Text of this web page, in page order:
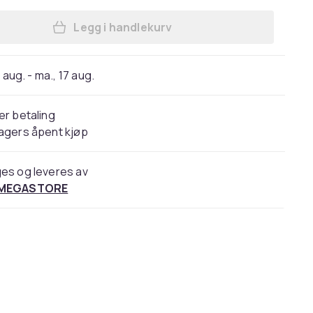
Legg Øvebok i dansk for
Legg i handlekurv
aug. - ma., 17 aug.
betaling
åpent kjøp
og leveres av